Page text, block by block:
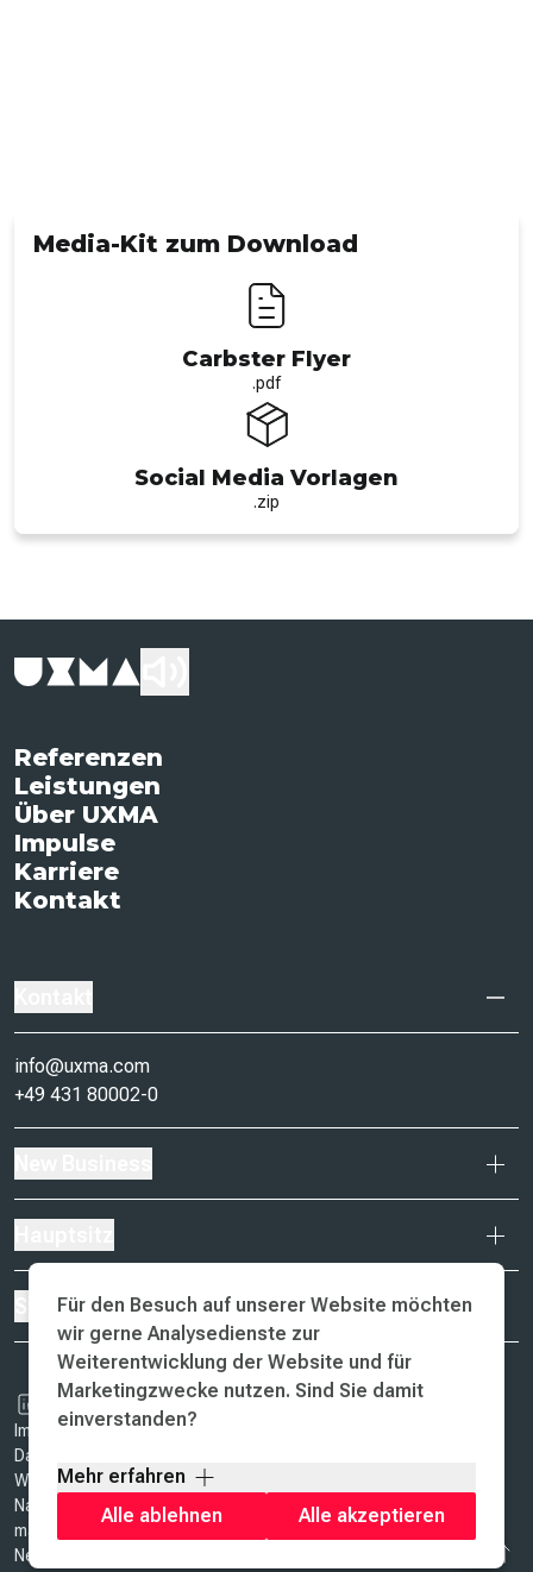
Media-Kit zum Download
Carbster Flyer
.pdf
Social Media Vorlagen
.zip
Referenzen
Leistungen
Über UXMA
Impulse
Karriere
Kontakt
info@uxma.com
+49 431 80002-0
Standorte
Impressum & AGB
Datenschutz
Werte
Nachhaltigkeit
ma design
Newsletter
Für den Besuch auf unserer Website möchten
wir gerne Analysedienste zur
Weiterentwicklung der Website und für
Marketingzwecke nutzen. Sind Sie damit
einverstanden?
Mehr erfahren
Alle ablehnen
Alle akzeptieren